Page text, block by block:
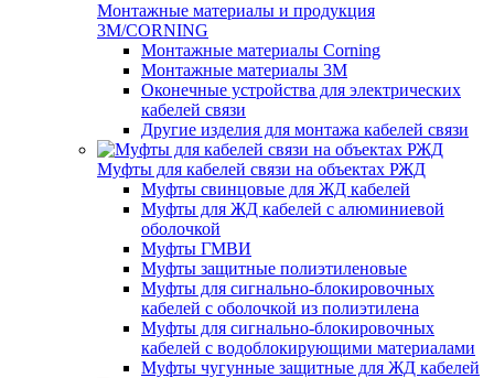
Монтажные материалы и продукция
3M/CORNING
Монтажные материалы Corning
Монтажные материалы 3M
Оконечные устройства для электрических
кабелей связи
Другие изделия для монтажа кабелей связи
Муфты для кабелей связи на объектах РЖД
Муфты свинцовые для ЖД кабелей
Муфты для ЖД кабелей с алюминиевой
оболочкой
Муфты ГМВИ
Муфты защитные полиэтиленовые
Муфты для сигнально-блокировочных
кабелей с оболочкой из полиэтилена
Муфты для сигнально-блокировочных
кабелей с водоблокирующими материалами
Муфты чугунные защитные для ЖД кабелей